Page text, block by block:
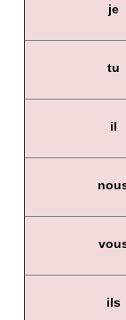
je
tu
il
ils